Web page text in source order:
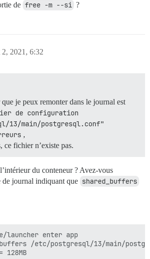
de free -m --si ?
2021, 6:32
je peux remonter dans le journal est
de configuration
13/main/postgresql.conf"
,
ce fichier n’existe pas.
du conteneur ? Avez-vous
de journal indiquant que shared_buffers
launcher enter app
/etc/postgresql/13/main/